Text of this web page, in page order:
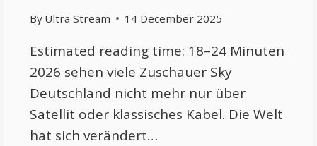
By Ultra Stream 14 December 2025
Estimated reading time: 18–24 Minuten
2026 sehen viele Zuschauer Sky
Deutschland nicht mehr nur über
Satellit oder klassisches Kabel. Die Welt
hat sich verändert…